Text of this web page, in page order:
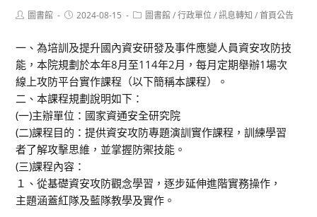
Post圖書館
Post2024-08-15
Post圖書館 / 行政單位 / 訊息轉知 / 首頁公告
一、為培訓及提升國內資安研發及事件應變人員資安攻防技
能，本院規劃於本年8月至114年2月，每月定期舉辦1場次
線上攻防平台實作課程（以下簡稱本課程）。
二、本課程規劃說明如下：
(一)主辦單位：國家資通安全研究院
(二)課程目的：提供資安攻防專題演訓實作課程，訓練學習
者了解攻擊思維，並掌握防禦技能。
(三)課程內容：
１、從基礎資安攻防觀念學習，逐步延伸進階實務操作，
主題涵蓋紅隊及藍隊教學及實作。